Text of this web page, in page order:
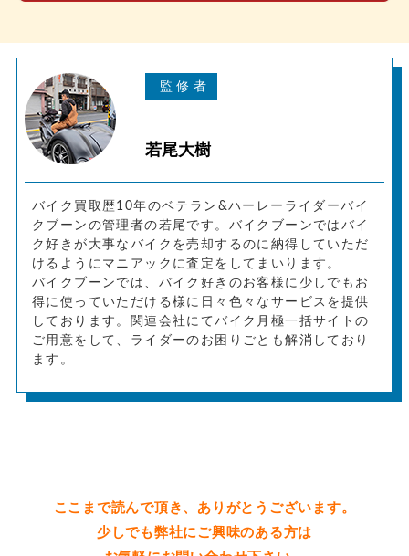
若尾大樹
バイク買取歴10年のベテラン&ハーレーライダーバイ
クブーンの管理者の若尾です。バイクブーンではバイ
ク好きが大事なバイクを売却するのに納得していただ
けるようにマニアックに査定をしてまいります。
バイクブーンでは、バイク好きのお客様に少しでもお
得に使っていただける様に日々色々なサービスを提供
しております。関連会社にてバイク月極一括サイトの
ご用意をして、ライダーのお困りごとも解消しており
ます。
ここまで読んで頂き、ありがとうございます。
少しでも弊社にご興味のある方は